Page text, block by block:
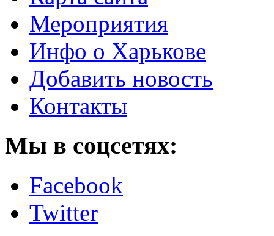
Мероприятия
Инфо о Харькове
Добавить новость
Контакты
Мы в соцсетях:
Facebook
Twitter